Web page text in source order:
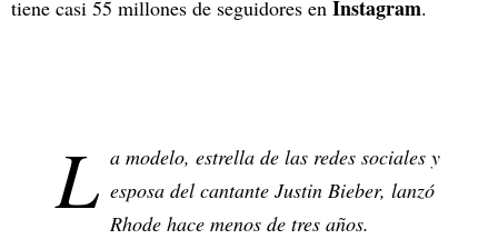
tiene casi 55 millones de seguidores en Instagram.
L a modelo, estrella de las redes sociales y
esposa del cantante Justin Bieber, lanzó
Rhode hace menos de tres años.